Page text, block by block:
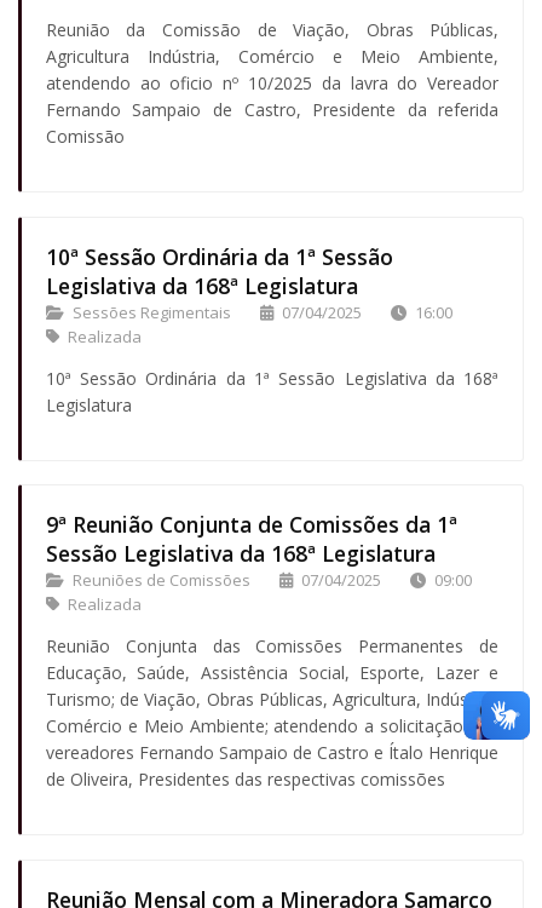
Reunião da Comissão de Viação, Obras Públicas,
Agricultura Indústria, Comércio e Meio Ambiente,
atendendo ao oficio nº 10/2025 da lavra do Vereador
Fernando Sampaio de Castro, Presidente da referida
Comissão
10ª Sessão Ordinária da 1ª Sessão
Legislativa da 168ª Legislatura
Sessões Regimentais 07/04/2025
16:00
Realizada
10ª Sessão Ordinária da 1ª Sessão Legislativa da 168ª
Legislatura
9ª Reunião Conjunta de Comissões da 1ª
Sessão Legislativa da 168ª Legislatura
Reuniões de Comissões 07/04/2025
09:00
Realizada
Reunião Conjunta das Comissões Permanentes de
Educação, Saúde, Assistência Social, Esporte, Lazer e
Turismo; de Viação, Obras Públicas, Agricultura, Indústria,
Comércio e Meio Ambiente; atendendo a solicitação dos
vereadores Fernando Sampaio de Castro e Ítalo Henrique
de Oliveira, Presidentes das respectivas comissões
Reunião Mensal com a Mineradora Samarco